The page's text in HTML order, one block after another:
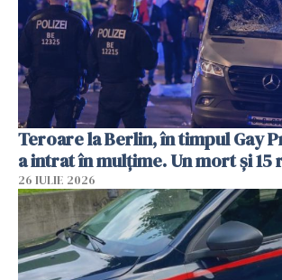
Teroare la Berlin, în timpul Gay
a intrat în mulțime. Un mort și 15
26 IULIE 2026